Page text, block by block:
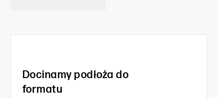
Docinamy podłoża do
formatu